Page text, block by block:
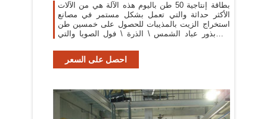
بطاقة إنتاجية 50 طن باليوم هذه الآلة هي من الآلات
الأكثر حداثة والتي تعمل بشكل مستمر في مصانع
استخراج الزيت بالمذيبات للحصول على خمسين طن
من بذور عباد الشمس \ الذرة \ فول الصويا والتي
احصل على السعر